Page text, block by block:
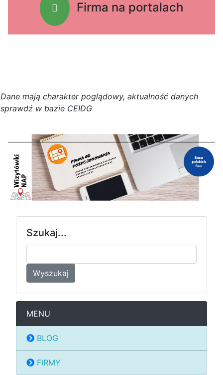
Firma na portalach
Dane mają charakter poglądowy, aktualność danych
sprawdź w bazie CEIDG
Szukaj...
Wyszukaj
MENU
BLOG
FIRMY